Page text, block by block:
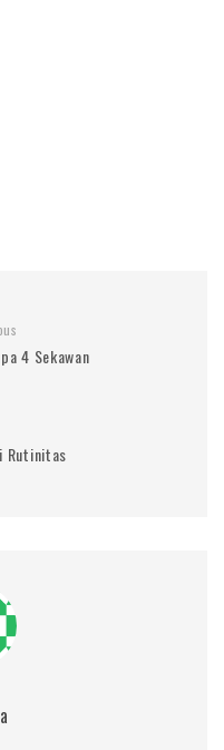
4 Sekawan
Rutinitas